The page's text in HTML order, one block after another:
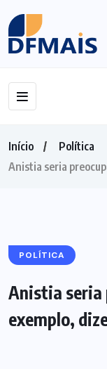
Início
Política
Anistia seria
POLÍTICA
Anistia seria
exemplo,